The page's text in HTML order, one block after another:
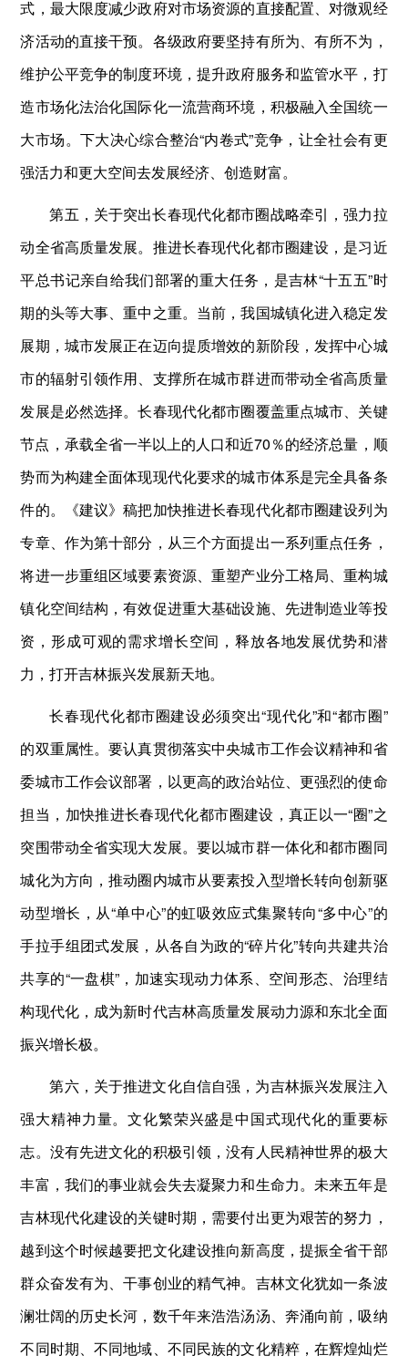
式，最大限度减少政府对市场资源的直接配置、对微观经
济活动的直接干预。各级政府要坚持有所为、有所不为，
维护公平竞争的制度环境，提升政府服务和监管水平，打
造市场化法治化国际化一流营商环境，积极融入全国统一
大市场。下大决心综合整治“内卷式”竞争，让全社会有更
强活力和更大空间去发展经济、创造财富。
第五，关于突出长春现代化都市圈战略牵引，强力拉
动全省高质量发展。推进长春现代化都市圈建设，是习近
平总书记亲自给我们部署的重大任务，是吉林“十五五”时
期的头等大事、重中之重。当前，我国城镇化进入稳定发
展期，城市发展正在迈向提质增效的新阶段，发挥中心城
市的辐射引领作用、支撑所在城市群进而带动全省高质量
发展是必然选择。长春现代化都市圈覆盖重点城市、关键
节点，承载全省一半以上的人口和近70％的经济总量，顺
势而为构建全面体现现代化要求的城市体系是完全具备条
件的。《建议》稿把加快推进长春现代化都市圈建设列为
专章、作为第十部分，从三个方面提出一系列重点任务，
将进一步重组区域要素资源、重塑产业分工格局、重构城
镇化空间结构，有效促进重大基础设施、先进制造业等投
资，形成可观的需求增长空间，释放各地发展优势和潜
力，打开吉林振兴发展新天地。
长春现代化都市圈建设必须突出“现代化”和“都市圈”
的双重属性。要认真贯彻落实中央城市工作会议精神和省
委城市工作会议部署，以更高的政治站位、更强烈的使命
担当，加快推进长春现代化都市圈建设，真正以一“圈”之
突围带动全省实现大发展。要以城市群一体化和都市圈同
城化为方向，推动圈内城市从要素投入型增长转向创新驱
动型增长，从“单中心”的虹吸效应式集聚转向“多中心”的
手拉手组团式发展，从各自为政的“碎片化”转向共建共治
共享的“一盘棋”，加速实现动力体系、空间形态、治理结
构现代化，成为新时代吉林高质量发展动力源和东北全面
振兴增长极。
第六，关于推进文化自信自强，为吉林振兴发展注入
强大精神力量。文化繁荣兴盛是中国式现代化的重要标
志。没有先进文化的积极引领，没有人民精神世界的极大
丰富，我们的事业就会失去凝聚力和生命力。未来五年是
吉林现代化建设的关键时期，需要付出更为艰苦的努力，
越到这个时候越要把文化建设推向新高度，提振全省干部
群众奋发有为、干事创业的精气神。吉林文化犹如一条波
澜壮阔的历史长河，数千年来浩浩汤汤、奔涌向前，吸纳
不同时期、不同地域、不同民族的文化精粹，在辉煌灿烂